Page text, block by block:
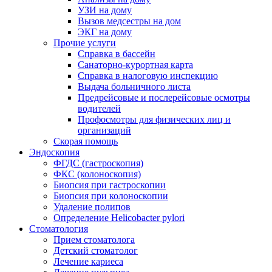
УЗИ на дому
Вызов медсестры на дом
ЭКГ на дому
Прочие услуги
Справка в бассейн
Санаторно-курортная карта
Справка в налоговую инспекцию
Выдача больничного листа
Предрейсовые и послерейсовые осмотры
водителей
Профосмотры для физических лиц и
организаций
Скорая помощь
Эндоскопия
ФГДС (гастроскопия)
ФКС (колоноскопия)
Биопсия при гастроскопии
Биопсия при колоноскопии
Удаление полипов
Определение Helicobacter pylori
Стоматология
Прием стоматолога
Детский стоматолог
Лечение кариеса